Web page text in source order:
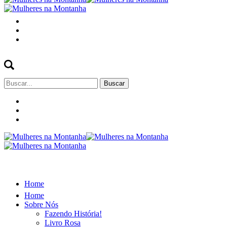
Buscar
por:
Home
Home
Sobre Nós
Fazendo História!
Livro Rosa